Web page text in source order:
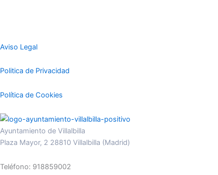
Aviso Legal
Politica de Privacidad
Política de Cookies
Ayuntamiento de Villalbilla
Plaza Mayor, 2 28810 Villalbilla (Madrid)
Teléfono: 918859002